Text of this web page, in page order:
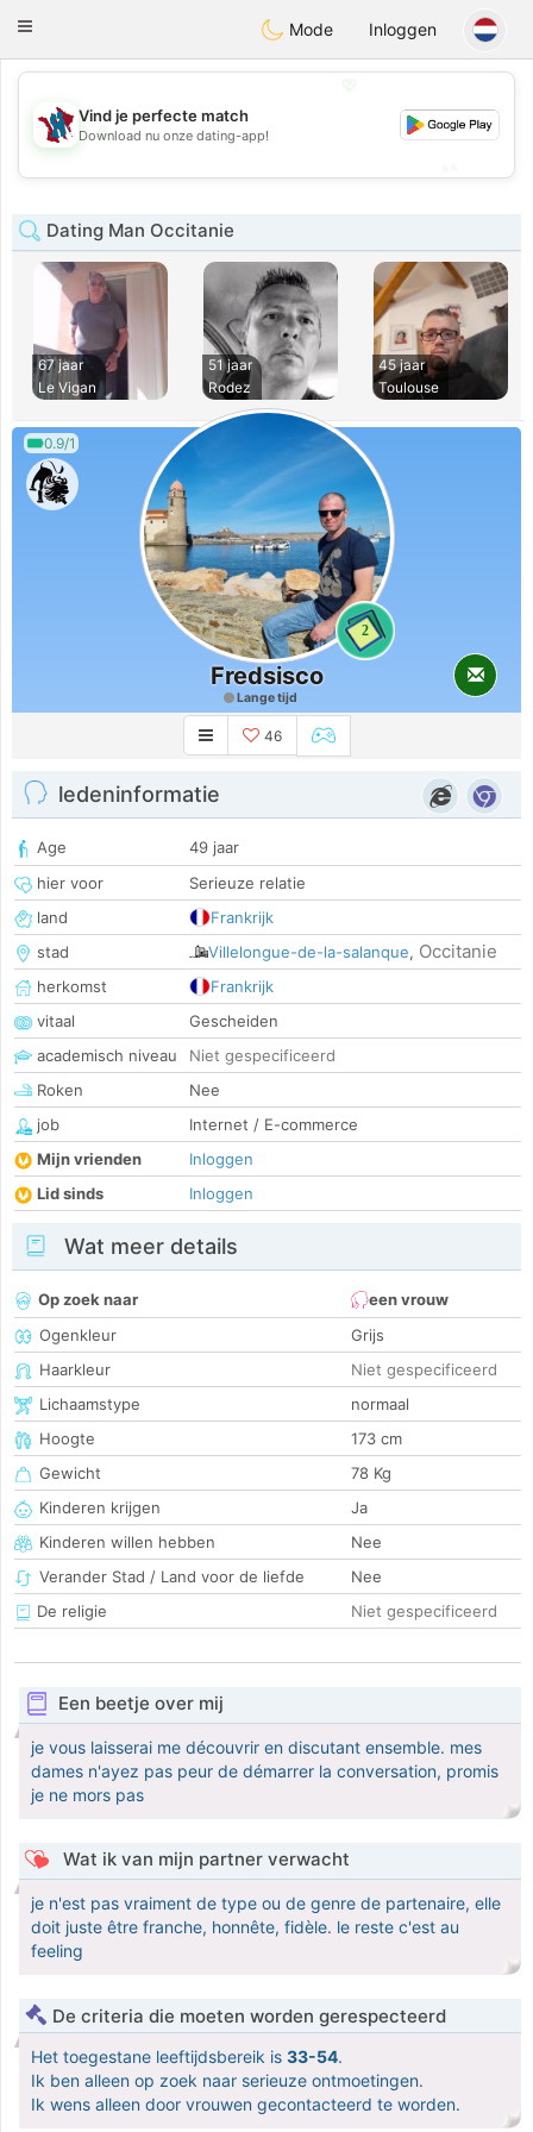
Taimerais
Toggle
Mode Inloggen
💖
💕
Vind je perfecte match
Download nu onze dating-app!
Dating Man Occitanie
67 jaar
Le Vigan
51 jaar
Rodez
45 jaar
Toulouse
0.9/1
2
Fredsisco
Lange tijd
46
ledeninformatie
Age
49 jaar
hier voor
Serieuze relatie
land
Frankrijk
stad
Villelongue-de-la-salanque, Occitanie
herkomst
Frankrijk
vitaal
Gescheiden
academisch niveau
Niet gespecificeerd
Roken
Nee
job
Internet / E-commerce
Mijn vrienden
Inloggen
Lid sinds
Inloggen
Wat meer details
Op zoek naar
een vrouw
Ogenkleur
Grijs
Haarkleur
Niet gespecificeerd
Lichaamstype
normaal
Hoogte
173 cm
Gewicht
78 Kg
Kinderen krijgen
Ja
Kinderen willen hebben
Nee
Verander Stad / Land voor de liefde
Nee
De religie
Niet gespecificeerd
Een beetje over mij
je vous laisserai me découvrir en discutant ensemble. mes
dames n'ayez pas peur de démarrer la conversation, promis
je ne mors pas
Wat ik van mijn partner verwacht
je n'est pas vraiment de type ou de genre de partenaire, elle
doit juste être franche, honnête, fidèle. le reste c'est au
feeling
De criteria die moeten worden gerespecteerd
Het toegestane leeftijdsbereik is 33-54.
Ik ben alleen op zoek naar serieuze ontmoetingen.
Ik wens alleen door vrouwen gecontacteerd te worden.